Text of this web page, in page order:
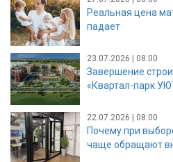
Реальная цена
падает
23.07.2026 | 08:00
Завершение
«Квартал-парк
22.07.2026 | 08:00
Почему при
чаще обращают